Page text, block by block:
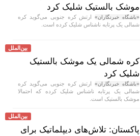
موشک بالستیک شلیک کرد
«باشگاه خبرنگاران»ارتش کره جنوبی می‌گوید کره
شمالی یک پرتابه ناشناس شلیک کرده است.
بین‌الملل
کره شمالی یک موشک بالستیک
شلیک کرد
«باشگاه خبرنگاران»ارتش کره جنوبی می‌گوید کره
شمالی یک پرتابه ناشناس شلیک کرده که احتمالا
موشک بالستیک است.
بین‌الملل
پاکستان: تلاش‌های دیپلماتیک برای